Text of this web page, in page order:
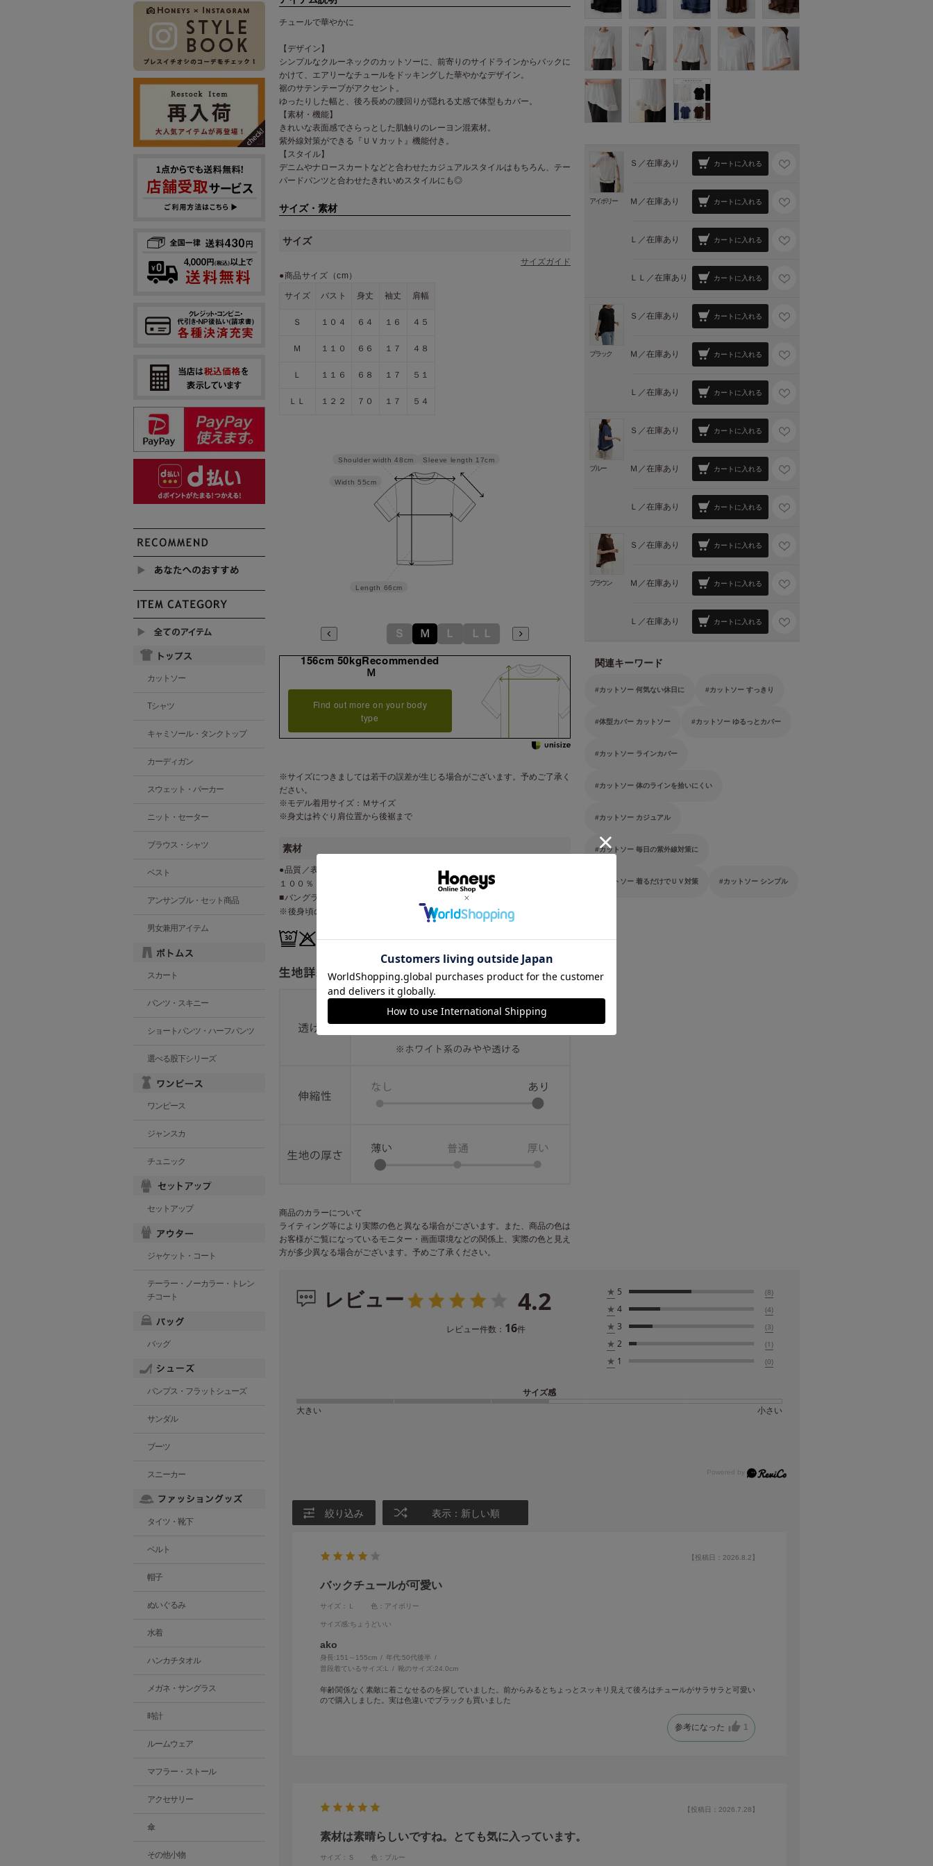
チュールで華やかに
【デザイン】
シンプルなクルーネックのカットソーに、前寄りのサイドラインからバックに
かけて、エアリーなチュールをドッキングした華やかなデザイン。
裾のサテンテープがアクセント。
ゆったりした幅と、後ろ長めの腰回りが隠れる丈感で体型もカバー。
【素材・機能】
きれいな表面感でさらっとした肌触りのレーヨン混素材。
紫外線対策ができる『ＵＶカット』機能付き。
【スタイル】
デニムやナロースカートなどと合わせたカジュアルスタイルはもちろん、テー
パードパンツと合わせたきれいめスタイルにも◎
サイズ・素材
サイズ
サイズガイド
●商品サイズ（cm）
サイズ バスト 身丈 袖丈 肩幅
Ｓ １０４ ６４ １６ ４５
Ｍ １１０ ６６ １７ ４８
Ｌ １１６ ６８ １７ ５１
ＬＬ １２２ ７０ １７ ５４
Sleeve length 17cm
Length 66cm
Width 55cm
Shoulder width 48cm
Ｓ Ｍ Ｌ ＬＬ
156cm 50kgRecommended
Ｍ
Find out more on your body
type
※サイズにつきましては若干の誤差が生じる場合がございます。予めご了承く
ださい。
※モデル着用サイズ：Ｍサイズ
※身丈は衿ぐり肩位置から後裾まで
素材
●品質／表地 ポリエステル ６５％・レーヨン ３５％・別布 ポリエステル
１００％
■バングラデシュ製
※後身頃のみ二枚仕立て
商品のカラーについて
ライティング等により実際の色と異なる場合がございます。また、商品の色は
お客様がご覧になっているモニター・画面環境などの関係上、実際の色と見え
方が多少異なる場合がございます。予めご了承ください。
アイボリー
Ｓ／在庫あり カートに入れる
Ｍ／在庫あり カートに入れる
Ｌ／在庫あり カートに入れる
ＬＬ／在庫あり カートに入れる
ブラック
Ｓ／在庫あり カートに入れる
Ｍ／在庫あり カートに入れる
Ｌ／在庫あり カートに入れる
ブルー
Ｓ／在庫あり カートに入れる
Ｍ／在庫あり カートに入れる
Ｌ／在庫あり カートに入れる
ブラウン
Ｓ／在庫あり カートに入れる
Ｍ／在庫あり カートに入れる
Ｌ／在庫あり カートに入れる
関連キーワード
カットソー 何気ない休日に カットソー すっきり
体型カバー カットソー カットソー ゆるっとカバー
カットソー ラインカバー
カットソー 体のラインを拾いにくい
カットソー カジュアル
カットソー 毎日の紫外線対策に
カットソー 着るだけでＵＶ対策 カットソー シンプル
レビュー 4.2
レビュー件数： 16件
★ 5 (8)
★ 4 (4)
★ 3 (3)
★ 2 (1)
★ 1 (0)
サイズ感
大きい
小さい
絞り込み 表示：新しい順
【投稿日：2026.8.2】
バックチュールが可愛い
サイズ：Ｌ 色：アイボリー
サイズ感:ちょうどいい
ako
身長:151～155cm 年代:50代後半
普段着ているサイズ:L 靴のサイズ:24.0cm
年齢関係なく素敵に着こなせるのを探していました。前からみるとちょっとスッキリ見えて後ろはチュールがサラサラと可愛い
ので購入しました。実は色違いでブラックも買いました
参考になった 1
【投稿日：2026.7.28】
素材は素晴らしいですね。とても気に入っています。
サイズ：Ｓ 色：ブルー
カットソー
Tシャツ
キャミソール・タンクトップ
カーディガン
スウェット・パーカー
ニット・セーター
ブラウス・シャツ
ベスト
アンサンブル・セット商品
男女兼用アイテム
スカート
パンツ・スキニー
ショートパンツ・ハーフパンツ
選べる股下シリーズ
ワンピース
ジャンスカ
チュニック
セットアップ
ジャケット・コート
テーラー・ノーカラー・トレン
チコート
バッグ
パンプス・フラットシューズ
サンダル
ブーツ
スニーカー
タイツ・靴下
ベルト
帽子
ぬいぐるみ
水着
ハンカチタオル
メガネ・サングラス
時計
ルームウェア
マフラー・ストール
アクセサリー
傘
その他小物